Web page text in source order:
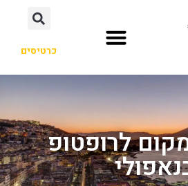
כרטיסים
לרופטופ